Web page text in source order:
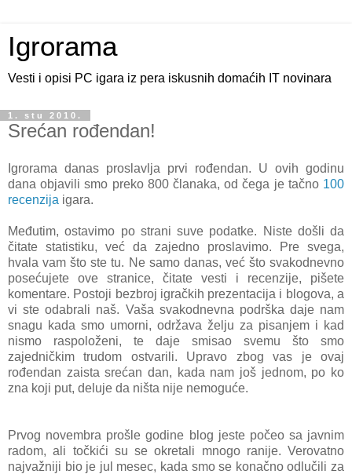
Igrorama
Vesti i opisi PC igara iz pera iskusnih domaćih IT novinara
1. stu 2010.
Srećan rođendan!
Igrorama danas proslavlja prvi rođendan. U ovih godinu
dana objavili smo preko 800 članaka, od čega je tačno 100
recenzija igara.
Međutim, ostavimo po strani suve podatke. Niste došli da
čitate statistiku, već da zajedno proslavimo. Pre svega,
hvala vam što ste tu. Ne samo danas, već što svakodnevno
posećujete ove stranice, čitate vesti i recenzije, pišete
komentare. Postoji bezbroj igračkih prezentacija i blogova, a
vi ste odabrali naš. Vaša svakodnevna podrška daje nam
snagu kada smo umorni, održava želju za pisanjem i kad
nismo raspoloženi, te daje smisao svemu što smo
zajedničkim trudom ostvarili. Upravo zbog vas je ovaj
rođendan zaista srećan dan, kada nam još jednom, po ko
zna koji put, deluje da ništa nije nemoguće.
Prvog novembra prošle godine blog jeste počeo sa javnim
radom, ali točkići su se okretali mnogo ranije. Verovatno
najvažniji bio je jul mesec, kada smo se konačno odlučili za